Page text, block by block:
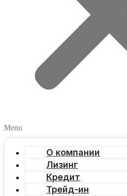
Menu
О компании
Лизинг
Кредит
Трейд-ин